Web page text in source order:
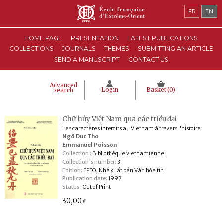
HOME PAGE PRESENTATION
LATEST PUBLICATIONS
COLLECTIONS
JOURNALS THEMES
SUBMITTING AN ARTICLE
SEND A MANUSCRIPT
CONTACT US
Advanced
search Login Basket (0)
FR EN
Chữ húy Việt Nam qua các triều đại
Les caractères interdits au Vietnam à travers l'histoire
Ngô Duc Tho
Emmanuel Poisson
Collection : Bibliothèque vietnamienne
Collection's number: 3
Edition: EFEO, Nhà xuất bản Văn hóa tin
Publication date: 1997
Status : Out of Print
30,00 €